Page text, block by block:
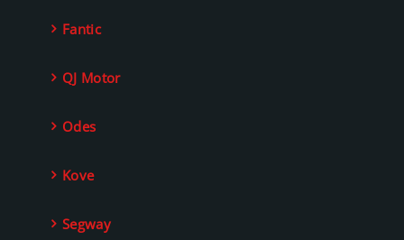
Fantic
QJ Motor
Odes
Kove
Segway